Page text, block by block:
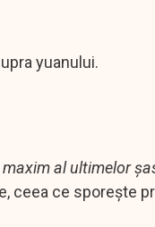
yuanului.
al ultimelor
ceea ce sporește